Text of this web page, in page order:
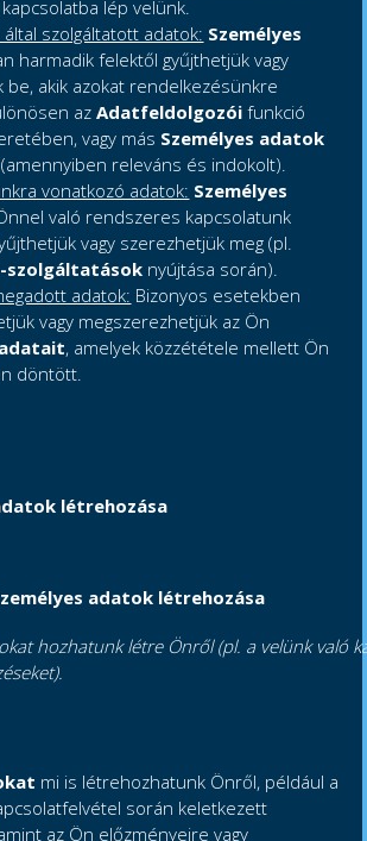
lép velünk.
szolgáltatott adatok: Személyes
harmadik felektől gyűjthetjük vagy
be, akik azokat rendelkezésünkre
azAdatfeldolgozóifunkció
vagy más Személyes adatok
(amennyiben releváns és indokolt).
vonatkozó adatok: Személyes
való rendszeres kapcsolatunk
vagy szerezhetjük meg (pl.
szolgáltatások nyújtása során).
adatok: Bizonyos esetekben
vagy megszerezhetjük az Ön
, amelyek közzététele mellett Ön
döntött.
létrehozása
adatok létrehozása
hozhatunk létre Önről (pl. a velünk való
mi is létrehozhatunk Önről, például a
során keletkezett
az Ön előzményeire vagy